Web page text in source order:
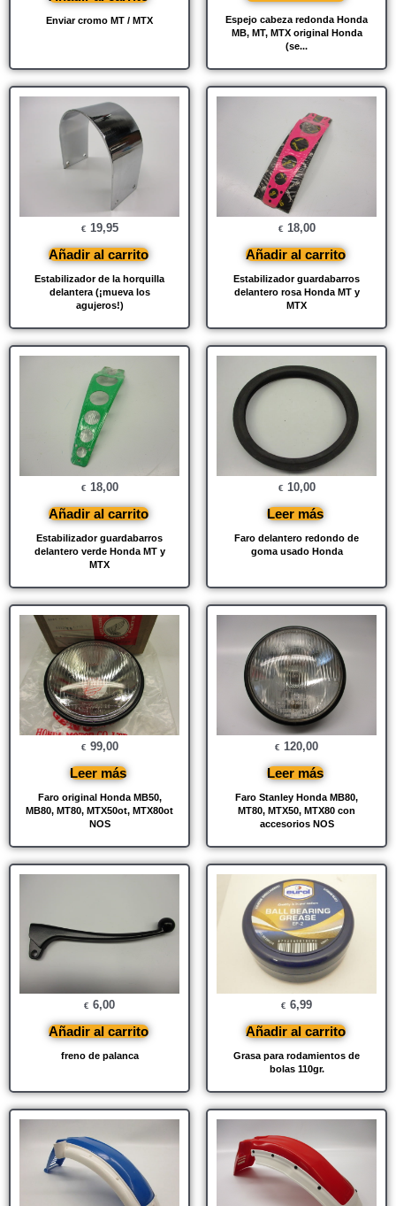
Enviar cromo MT / MTX
Espejo cabeza redonda Honda
MB, MT, MTX original Honda
(se...
Estabilizador de la horquilla
delantera (¡mueva los
agujeros!)
€ 19,95
Añadir al carrito
Estabilizador guardabarros
delantero rosa Honda MT y
MTX
€ 18,00
Añadir al carrito
Estabilizador guardabarros
delantero verde Honda MT y
MTX
€ 18,00
Añadir al carrito
Faro delantero redondo de
goma usado Honda
€ 10,00
Leer más
Faro original Honda MB50,
MB80, MT80, MTX50ot, MTX80ot
NOS
€ 99,00
Leer más
Faro Stanley Honda MB80,
MT80, MTX50, MTX80 con
accesorios NOS
€ 120,00
Leer más
freno de palanca
€ 6,00
Añadir al carrito
Grasa para rodamientos de
bolas 110gr.
€ 6,99
Añadir al carrito